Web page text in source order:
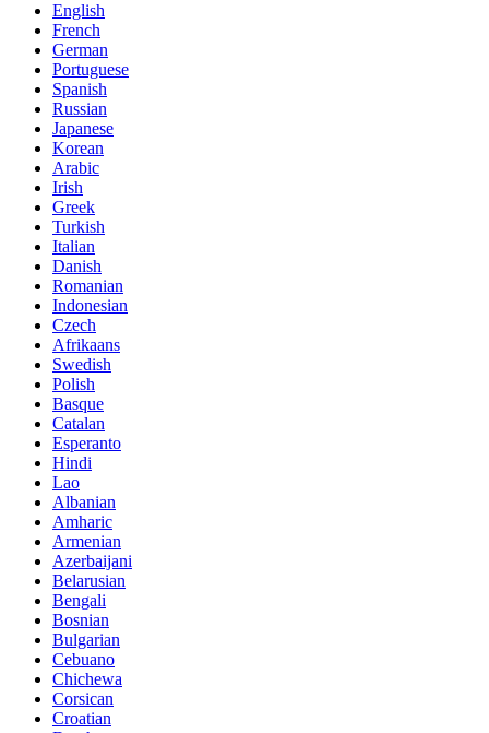
English
French
German
Portuguese
Spanish
Russian
Japanese
Korean
Arabic
Irish
Greek
Turkish
Italian
Danish
Romanian
Indonesian
Czech
Afrikaans
Swedish
Polish
Basque
Catalan
Esperanto
Hindi
Lao
Albanian
Amharic
Armenian
Azerbaijani
Belarusian
Bengali
Bosnian
Bulgarian
Cebuano
Chichewa
Corsican
Croatian